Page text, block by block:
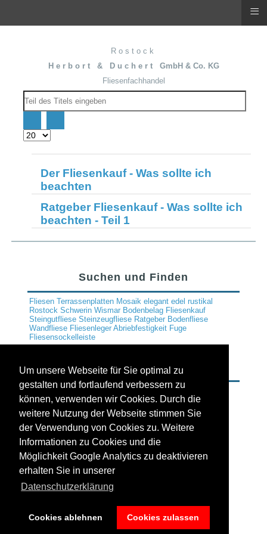
Um unsere Webseite für Sie optimal zu
gestalten und fortlaufend verbessern zu
können, verwenden wir Cookies. Durch die
weitere Nutzung der Webseite stimmen Sie
der Verwendung von Cookies zu. Weitere
Informationen zu Cookies und die
Möglichkeit Google Analytics zu deaktivieren
erhalten Sie in unserer
Datenschutzerklärung
Cookies ablehnen Cookies zulassen
R o s t o c k
H e r b o r t & D u c h e r t GmbH & Co. KG
Fliesenfachhandel
des
Titels
Anzeige
#
Der Fliesenkauf - Was sollte ich
beachten
Ratgeber Fliesenkauf - Was sollte ich
beachten - Teil 1
Suchen und Finden
Fliesen Terrassenplatten Mosaik elegant edel rustikal
Rostock Schwerin Wismar Bodenbelag Fliesenkauf
Steingutfliese Steinzeugfliese Ratgeber Bodenfliese
Wandfliese Fliesenleger Abriebfestigkeit Fuge
Fliesensockelleiste
Partner & Händler Webites
≡